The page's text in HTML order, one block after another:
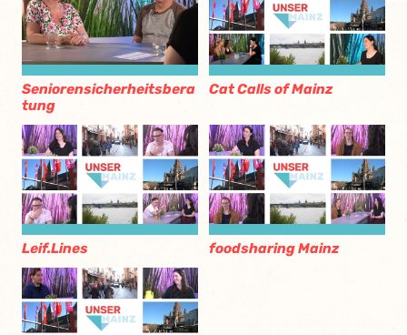
Seniorensicherheitsbera
tung
Cat Calls of Mainz
Leif.Lines foodsharing Mainz